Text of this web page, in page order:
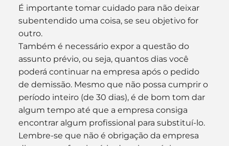
É importante tomar cuidado para não deixar
subentendido uma coisa, se seu objetivo for
outro.
Também é necessário expor a questão do
assunto prévio, ou seja, quantos dias você
poderá continuar na empresa após o pedido
de demissão. Mesmo que não possa cumprir o
período inteiro (de 30 dias), é de bom tom dar
algum tempo até que a empresa consiga
encontrar algum profissional para substituí-lo.
Lembre-se que não é obrigação da empresa